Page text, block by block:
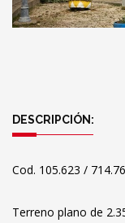
DESCRIPCIÓN:
Cod. 105.623 /
Terreno plano de